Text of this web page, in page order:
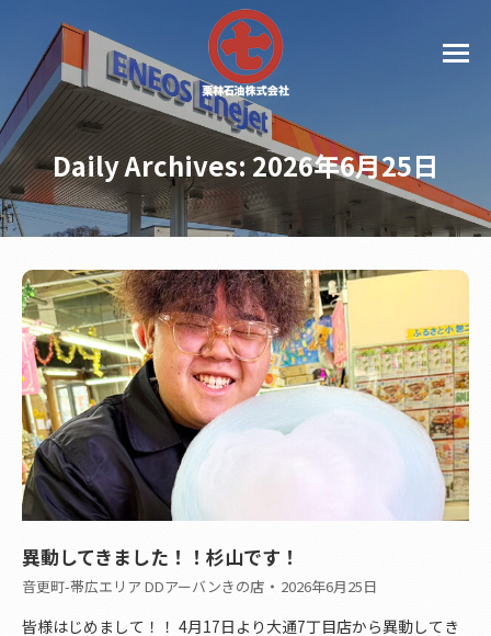
Daily Archives: 2026年6月25日
異動してきました！！杉山です！
音更町-帯広エリア DDアーバンきの店 2026年6月25日
皆様はじめまして！！ 4月17日より大通7丁目店から異動してき